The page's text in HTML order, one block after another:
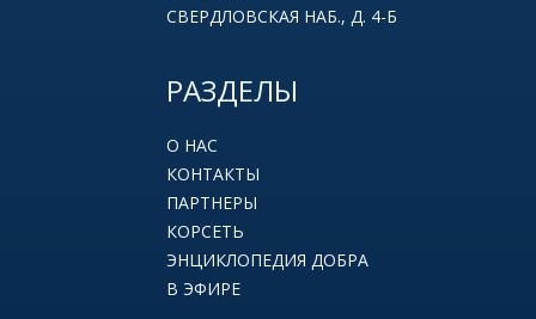
СВЕРДЛОВСКАЯ НАБ., Д. 4-Б
РАЗДЕЛЫ
О НАС
КОНТАКТЫ
ПАРТНЕРЫ
КОРСЕТЬ
ЭНЦИКЛОПЕДИЯ ДОБРА
В ЭФИРЕ